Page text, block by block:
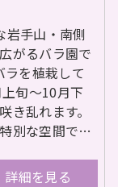
岩手山・南側
がるバラ園で
を植栽して
旬〜10月下
き乱れます。
別な空間で…
詳細を見る